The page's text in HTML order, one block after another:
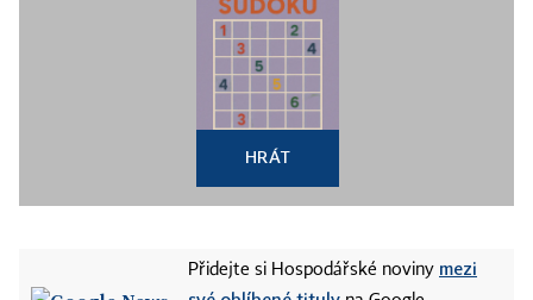
HRÁT
Přidejte si Hospodářské noviny mezi